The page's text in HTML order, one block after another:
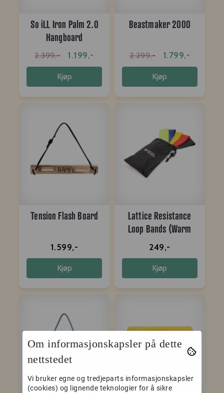
So iLL Iron Palm 2.0
Hangboard
2.399,- 1.199,-
Kjøp
Beastmaker 2000
2.299,- 1.799,-
Kjøp
Tension Flash Board
1.599,-
Kjøp
Lattice Resistance
Loop Bands (Warm
up bands)
249,-
Kjøp
Om informasjonskapsler på dette
nettstedet
Vi bruker egne og tredjeparts informasjonskapsler
(cookies) og lignende teknologier for å sikre